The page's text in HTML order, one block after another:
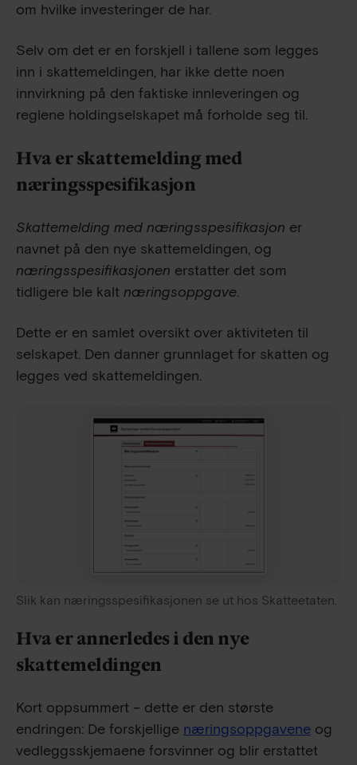
om hvilke investeringer de har.
Selv om det er en forskjell i tallene som legges
inn i skattemeldingen, har ikke dette noen
innvirkning på den faktiske innleveringen og
reglene holdingselskapet må forholde seg til.
Hva er skattemelding med
næringsspesifikasjon
Skattemelding med næringsspesifikasjon er
navnet på den nye skattemeldingen, og
næringsspesifikasjonen erstatter det som
tidligere ble kalt næringsoppgave.
Dette er en samlet oversikt over aktiviteten til
selskapet. Den danner grunnlaget for skatten og
legges ved skattemeldingen.
Slik kan næringsspesifikasjonen se ut hos Skatteetaten.
Hva er annerledes i den nye
skattemeldingen
Kort oppsummert – dette er den største
endringen: De forskjellige næringsoppgavene og
vedleggsskjemaene forsvinner og blir erstattet